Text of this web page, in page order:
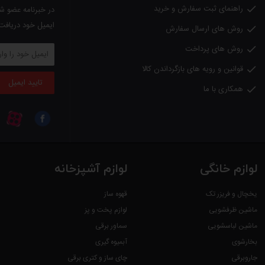
وزن : 11.8 کیلوگرم
رنگ زرد
6 تعویض ماه گارانتی
با ضمانت نامه شرکت کرشر
لطفاتوجه داشته باشید
 راهنمای ثبت سفارش و خرید
 روش های ارسال سفارش
 روش های پرداخت
 قوانین و رویه های بازگرداندن کالا
 همکاری با ما
در خبرنامه عضو
ایمیل خود
تایید ایمیل
لوازم خانگی
یخچال و فریزر تک
ماشین ظرفشویی
ماشین لباسشویی
بخارشوی
جاروبرقی
لوازم آشپزخانه
قهوه ساز
لوازم پخت و پز
سماور برقی
آبمیوه گیری
چای ساز و کتری برقی